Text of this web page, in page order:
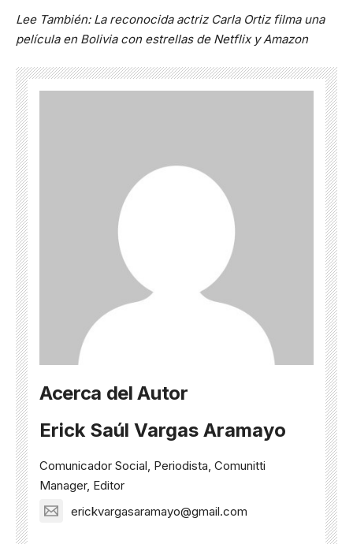
Lee También: La reconocida actriz Carla Ortiz filma una
película en Bolivia con estrellas de Netflix y Amazon
Acerca del Autor
Erick Saúl Vargas Aramayo
Comunicador Social, Periodista, Comunitti
Manager, Editor
erickvargasaramayo@gmail.com